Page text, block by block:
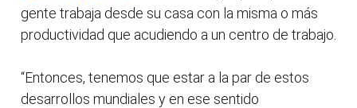
gente trabaja desde su casa con la misma o más
productividad que acudiendo a un centro de trabajo.
“Entonces, tenemos que estar a la par de estos
desarrollos mundiales y en ese sentido